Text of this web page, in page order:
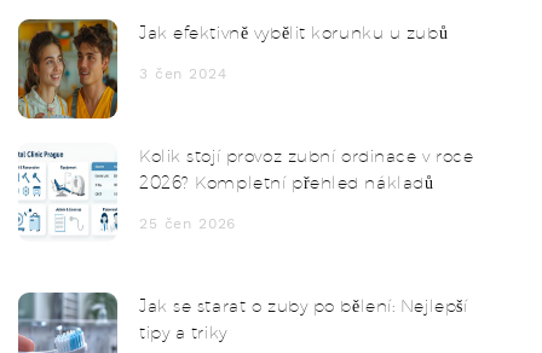
Jak efektivně vybělit korunku u zubů
3 čen 2024
Kolik stojí provoz zubní ordinace v roce
2026? Kompletní přehled nákladů
25 čen 2026
Jak se starat o zuby po bělení: Nejlepší
tipy a triky